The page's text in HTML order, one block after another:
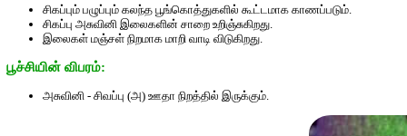
சிகப்பும் பழுப்பும் கலந்த பூங்கொத்துகளில் கூட்டமாக காணப்படும்.
சிகப்பு அசுவினி இலைகளின் சாறை உறிஞ்சுகிறது.
இலைகள் மஞ்சள் நிறமாக மாறி வாடி விடுகிறது.
பூச்சியின் விபரம்:
அசுவினி - சிவப்பு (அ) ஊதா நிறத்தில் இருக்கும்.